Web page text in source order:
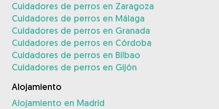
Cuidadores de perros en Zaragoza
Cuidadores de perros en Málaga
Cuidadores de perros en Granada
Cuidadores de perros en Córdoba
Cuidadores de perros en Bilbao
Cuidadores de perros en Gijón
Alojamiento
Alojamiento en Madrid